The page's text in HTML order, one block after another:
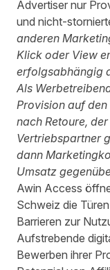
Advertiser nur
und nicht-
anderen
Klick oder View
erfolgsabhängig
Als
Provision auf
nach Retoure,
Vertriebspartner
dann
Umsatz
Awin Access
Schweiz die
Barrieren zur
Aufstrebende
Bewerben ihrer